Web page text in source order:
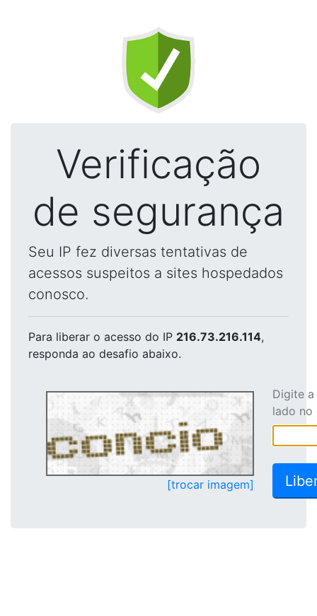
Verificação
de segurança
Seu IP fez diversas tentativas de
acessos suspeitos a sites hospedados
conosco.
Para liberar o acesso do IP 216.73.216.114,
responda ao desafio abaixo.
[trocar imagem]
Digite
lado no